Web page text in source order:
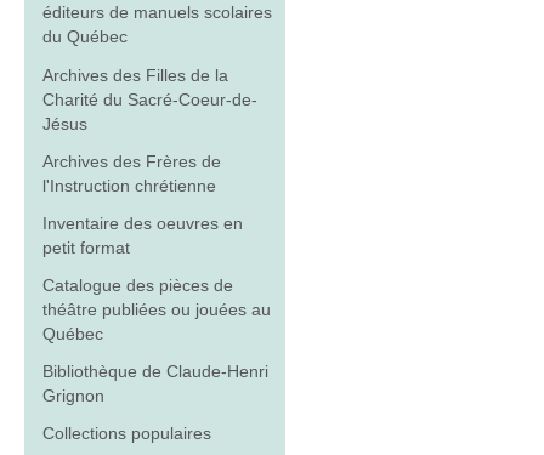
éditeurs de manuels scolaires
du Québec
Archives des Filles de la
Charité du Sacré-Coeur-de-
Jésus
Archives des Frères de
l'Instruction chrétienne
Inventaire des oeuvres en
petit format
Catalogue des pièces de
théâtre publiées ou jouées au
Québec
Bibliothèque de Claude-Henri
Grignon
Collections populaires